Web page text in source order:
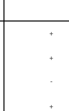
+
+
-
+